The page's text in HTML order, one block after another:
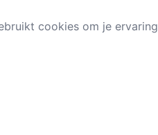
cookies om je ervaring